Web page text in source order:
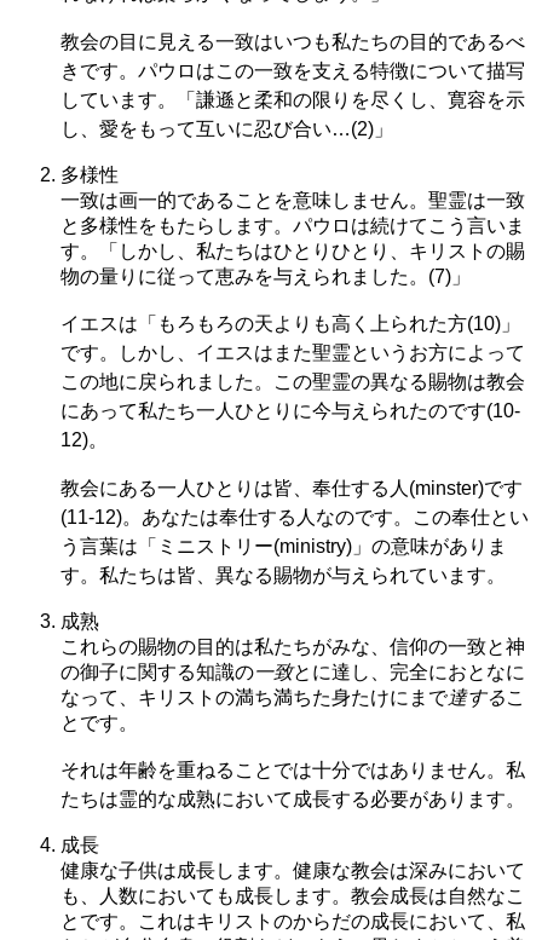
教会の目に見える一致はいつも私たちの目的であるべ
きです。パウロはこの一致を支える特徴について描写
しています。「謙遜と柔和の限りを尽くし、寛容を示
し、愛をもって互いに忍び合い…(2)」
多様性
一致は画一的であることを意味しません。聖霊は一致
と多様性をもたらします。パウロは続けてこう言いま
す。「しかし、私たちはひとりひとり、キリストの賜
物の量りに従って恵みを与えられました。(7)」
イエスは「もろもろの天よりも高く上られた方(10)」
です。しかし、イエスはまた聖霊というお方によって
この地に戻られました。この聖霊の異なる賜物は教会
にあって私たち一人ひとりに今与えられたのです(10-
12)。
教会にある一人ひとりは皆、奉仕する人(minster)です
(11-12)。あなたは奉仕する人なのです。この奉仕とい
う言葉は「ミニストリー(ministry)」の意味がありま
す。私たちは皆、異なる賜物が与えられています。
成熟
これらの賜物の目的は私たちがみな、信仰の一致と神
の御子に関する知識の一致とに達し、完全におとなに
なって、キリストの満ち満ちた身たけにまで達するこ
とです。
それは年齢を重ねることでは十分ではありません。私
たちは霊的な成熟において成長する必要があります。
成長
健康な子供は成長します。健康な教会は深みにおいて
も、人数においても成長します。教会成長は自然なこ
とです。これはキリストのからだの成長において、私